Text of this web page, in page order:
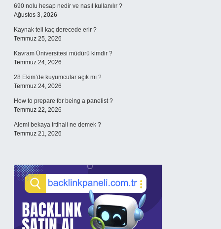
690 nolu hesap nedir ve nasıl kullanılır ?
Ağustos 3, 2026
Kaynak teli kaç derecede erir ?
Temmuz 25, 2026
Kavram Üniversitesi müdürü kimdir ?
Temmuz 24, 2026
28 Ekim’de kuyumcular açık mı ?
Temmuz 24, 2026
How to prepare for being a panelist ?
Temmuz 22, 2026
Alemi bekaya irtihali ne demek ?
Temmuz 21, 2026